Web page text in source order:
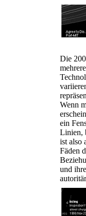
Die
Wenn
ein
Linien,
ist also
Fäden
und